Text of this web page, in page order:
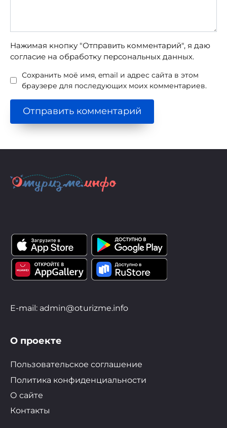
Нажимая кнопку "Отправить комментарий", я даю
согласие на обработку персональных данных.
Сохранить моё имя, email и адрес сайта в этом
браузере для последующих моих комментариев.
E-mail: admin@oturizme.info
О проекте
Пользовательское соглашение
Политика конфиденциальности
О сайте
Контакты